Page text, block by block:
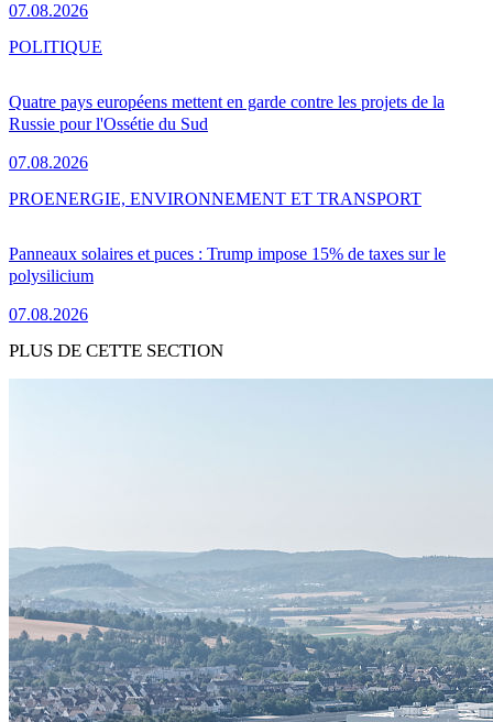
07.08.2026
Quatre pays européens mettent en garde contre les projets de la
Russie pour l'Ossétie du Sud
07.08.2026
POLITIQUE
Panneaux solaires et puces : Trump impose 15% de taxes sur le
polysilicium
07.08.2026
PROENERGIE, ENVIRONNEMENT ET TRANSPORT
PLUS DE CETTE SECTION